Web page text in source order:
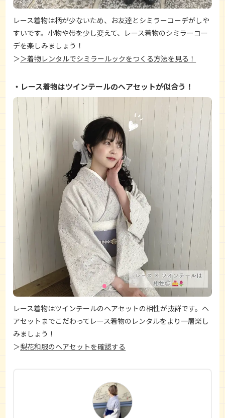
レース着物は柄が少ないため、お友達とシミラーコーデがしや
すいです。小物や帯を少し変えて、レース着物のシミラーコー
デを楽しみましょう！
＞＞着物レンタルでシミラールックをつくる方法を見る！
レース着物はツインテールのヘアセットが似合う！
レース着物はツインテールのヘアセットの相性が抜群です。ヘ
アセットまでこだわってレース着物のレンタルをより一層楽し
みましょう！
＞梨花和服のヘアセットを確認する